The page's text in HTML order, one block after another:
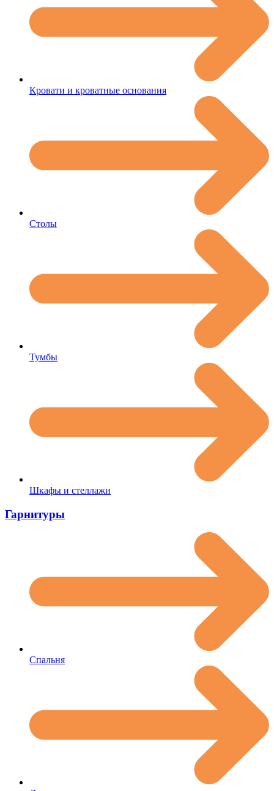
Кровати и кроватные основания
Столы
Тумбы
Шкафы и стеллажи
Гарнитуры
Спальня